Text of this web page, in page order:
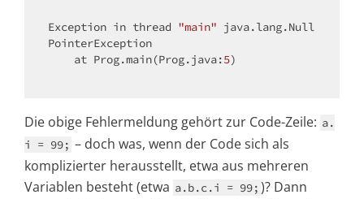
Exception in thread "main" java.lang.Null
PointerException
    at Prog.main(Prog.java:
5)
Die obige Fehlermeldung gehört zur Code-Zeile: a.
i = 99; – doch was, wenn der Code sich als
komplizierter herausstellt, etwa aus mehreren
Variablen besteht (etwa a.b.c.i = 99; )? Dann